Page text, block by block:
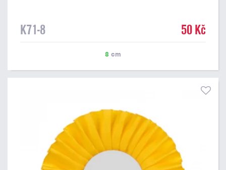
K71-8 50 Kč
8 cm